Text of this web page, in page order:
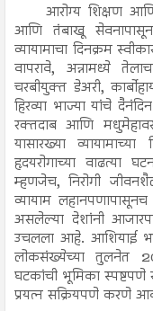
आरोग्य शिक्षण
आणि तंबाखू
व्यायामाचा दिनक्रम
वापरावे, अन्नामध्ये
चरबीयुक्त डेअरी,
हिरव्या भाज्या यांचे
रक्तदाब आणि
यासारख्या
हृदयरोगाच्या वाढत्या
म्हणजेच, निरोगी
व्यायाम
असलेल्या देशांनी
उचलला आहे. आशियाई
लोकसंख्येच्या तुलनेत
घटकांची भूमिका स्पष्टपणे
प्रयत्न सक्रियपणे करणे